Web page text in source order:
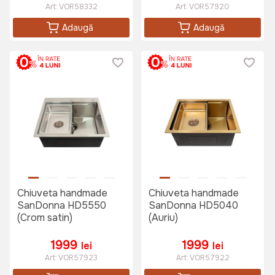
Art:VOR58332
Adaugă
Art:VOR57920
Adaugă
Chiuveta handmade
SanDonna HD5550
(Crom satin)
1999 lei
Art:VOR57923
Chiuveta handmade
SanDonna HD5040
(Auriu)
1999 lei
Art:VOR57922